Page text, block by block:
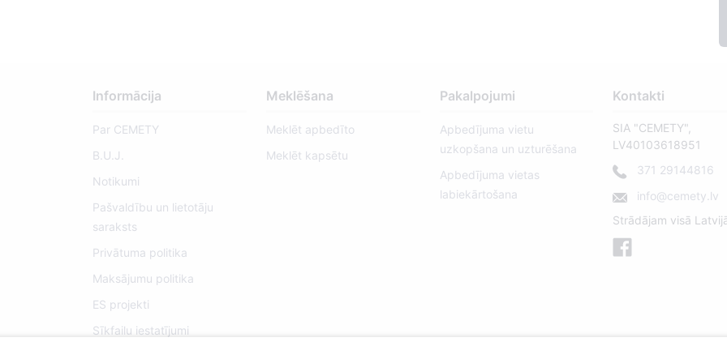
Informācija
Par CEMETY
B.U.J.
Notikumi
Pašvaldību un lietotāju
saraksts
Privātuma politika
Maksājumu politika
ES projekti
Sīkfailu iestatījumi
Meklēšana
Meklēt apbedīto
Meklēt kapsētu
Pakalpojumi
Apbedījuma vietu
uzkopšana un uzturēšana
Apbedījuma vietas
labiekārtošana
Kontakti
SIA "CEMETY",
LV40103618951
371 29144816
info@cemety.lv
Strādājam visā